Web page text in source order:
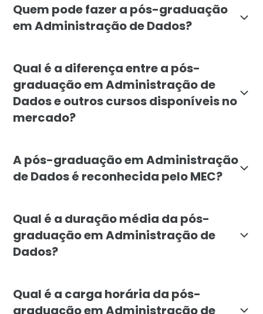
Quem pode fazer a pós-graduação
em Administração de Dados?
Qual é a diferença entre a pós-
graduação em Administração de
Dados e outros cursos disponíveis no
mercado?
A pós-graduação em Administração
de Dados é reconhecida pelo MEC?
Qual é a duração média da pós-
graduação em Administração de
Dados?
Qual é a carga horária da pós-
graduação em Administração de